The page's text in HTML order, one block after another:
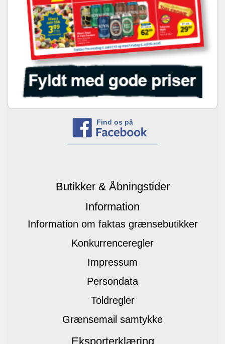
Find os på
Butikker & Åbningstider
Information
Information om faktas grænsebutikker
Konkurrenceregler
Impressum
Persondata
Toldregler
Grænsemail samtykke
Eksporterklæring